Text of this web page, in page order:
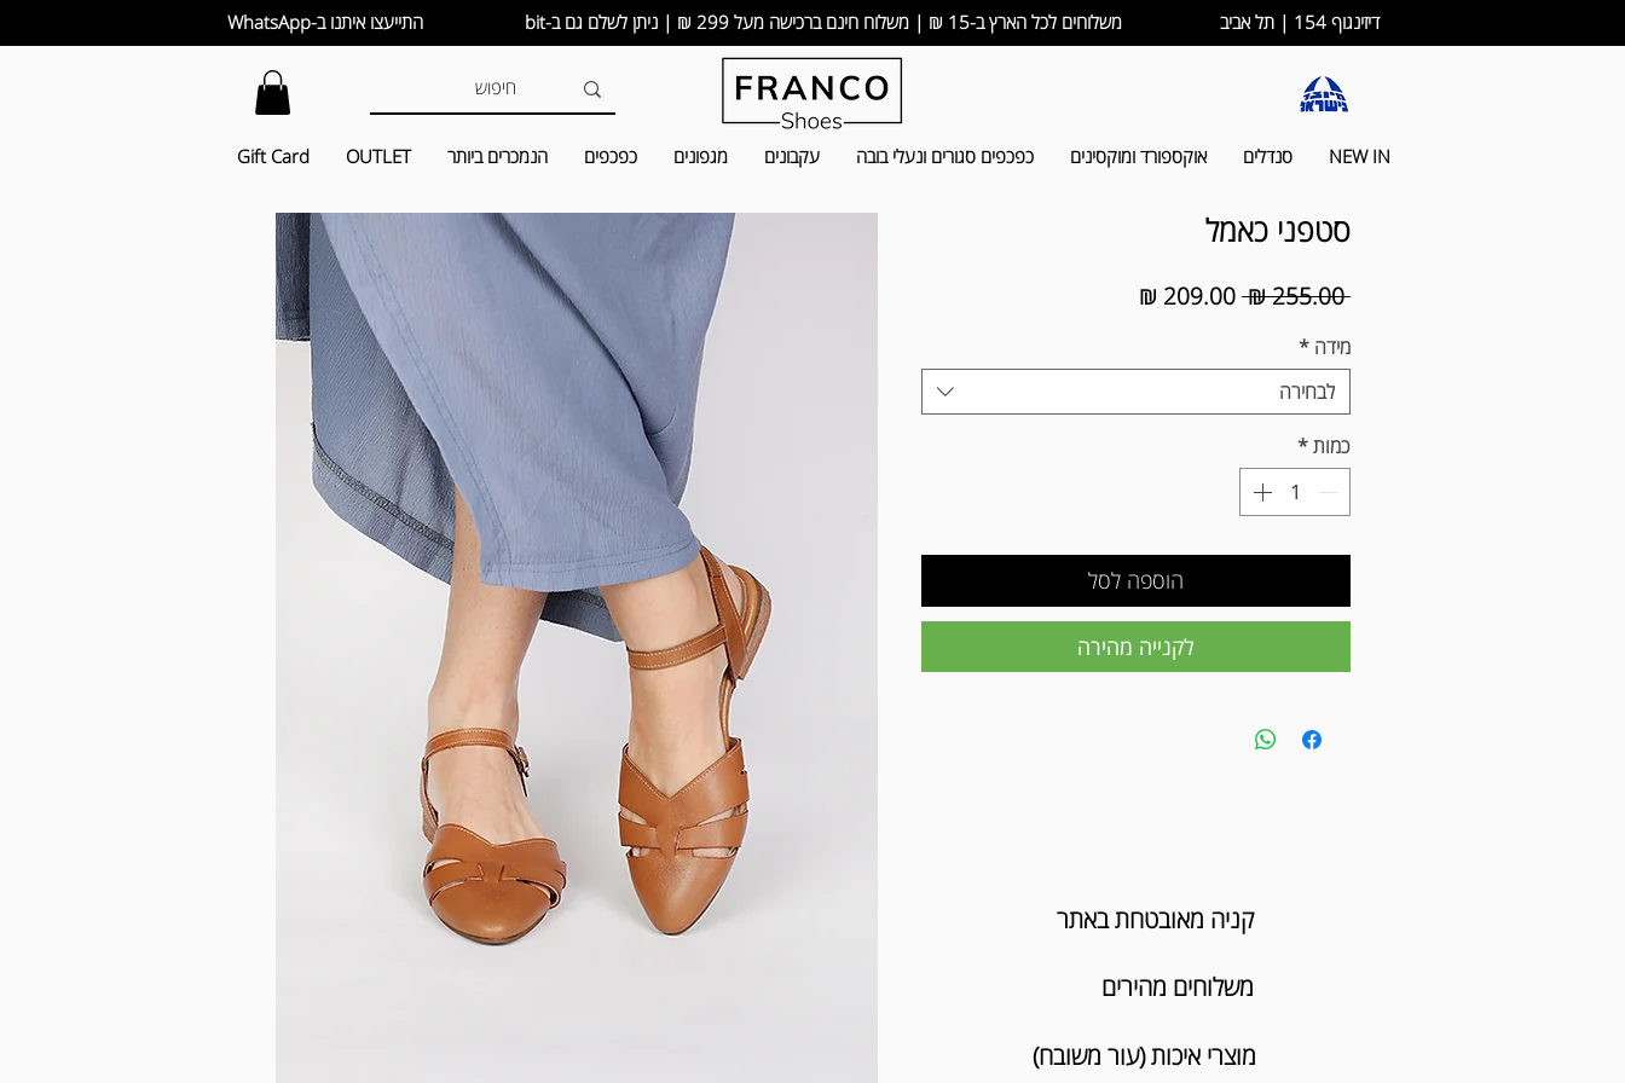
התייעצו איתנו ב-WhatsApp משלוחים לכל הארץ ב-15 ₪ | משלוח חינם ברכישה מעל 299 ₪ | ניתן לשלם גם ב-bit דיזינגוף 154 | תל אביב
NEW IN סנדלים אוקספורד ומוקסינים כפכפים סגורים ונעלי בובה עקבונים מגפונים כפכפים הנמכרים ביותר OUTLET
Gift Card
סטפני כאמל
‏255.00 ‏₪
מחיר
מידה *
לבחירה
כמות*
הוספה לסל
לקנייה מהירה
קניה מאובטחת באתר
משלוחים מהירים
מוצרי איכות (עור משובח)